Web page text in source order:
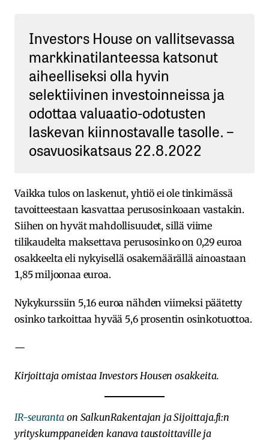
Investors House on vallitsevassa
markkinatilanteessa katsonut
aiheelliseksi olla hyvin
selektiivinen investoinneissa ja
odottaa valuaatio-odotusten
laskevan kiinnostavalle tasolle. –
osavuosikatsaus 22.8.2022
Vaikka tulos on laskenut, yhtiö ei ole tinkimässä
tavoitteestaan kasvattaa perusosinkoaan vastakin.
Siihen on hyvät mahdollisuudet, sillä viime
tilikaudelta maksettava perusosinko on 0,29 euroa
osakkeelta eli nykyisellä osakemäärällä ainoastaan
1,85 miljoonaa euroa.
Nykykurssiin 5,16 euroa nähden viimeksi päätetty
osinko tarkoittaa hyvää 5,6 prosentin osinkotuottoa.
—
Kirjoittaja omistaa Investors Housen osakkeita.
IR-seuranta on SalkunRakentajan ja Sijoittaja.fi:n
yrityskumppaneiden kanava taustoittaville ja